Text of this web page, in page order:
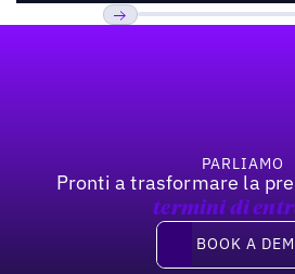
PARLIAMO
Pronti a trasformare la
termini di
Book a demo
BOOK A